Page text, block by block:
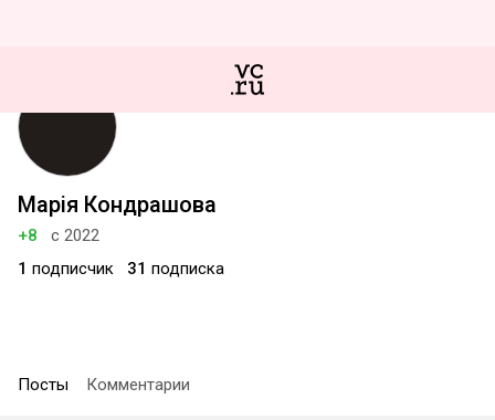
Марія Кондрашова
+8
с 2022
1 подписчик 31 подписка
Посты Комментарии